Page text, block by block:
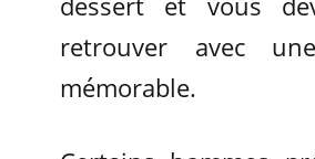
retrouver avec
mémorable.